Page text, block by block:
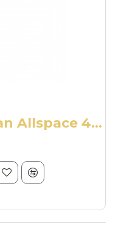
Volkswagen Tiguan Allspace 4 Mevsim Su Geçirmez Oto Branda No:3a